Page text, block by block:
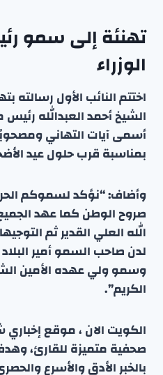
تهنئة إلى سمو
الوزراء
اختتم النائب الأول
الشيخ أحمد العبدالله
أسمى آيات التهاني
بمناسبة قرب حلول عيد
وأضاف: “نؤكد لسموكم
صروح الوطن كما عهد
الله العلي القدير ثم
لدن صاحب السمو أمير
وسمو ولي عهده الأمين
الكريم”.
الكويت الان ، موقع
صحفية متميزة للقارئ،
بالخبر الأدق والأسرع